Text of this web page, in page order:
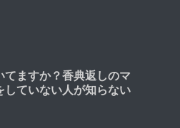
てますか？香典返しのマ
していない人が知らない